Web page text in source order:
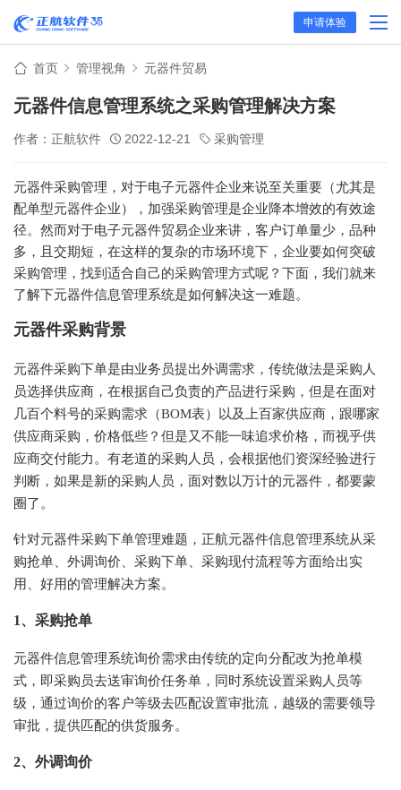
申请体验
首页 管理视角 元器件贸易
元器件信息管理系统之采购管理解决方案
作者：正航软件 2022-12-21 采购管理
元器件采购管理，对于电子元器件企业来说至关重要（尤其是
配单型元器件企业），加强采购管理是企业降本增效的有效途
径。然而对于电子元器件贸易企业来讲，客户订单量少，品种
多，且交期短，在这样的复杂的市场环境下，企业要如何突破
采购管理，找到适合自己的采购管理方式呢？下面，我们就来
了解下元器件信息管理系统是如何解决这一难题。
元器件采购背景
元器件采购下单是由业务员提出外调需求，传统做法是采购人
员选择供应商，在根据自己负责的产品进行采购，但是在面对
几百个料号的采购需求（BOM表）以及上百家供应商，跟哪家
供应商采购，价格低些？但是又不能一味追求价格，而视乎供
应商交付能力。有老道的采购人员，会根据他们资深经验进行
判断，如果是新的采购人员，面对数以万计的元器件，都要蒙
圈了。
针对元器件采购下单管理难题，正航元器件信息管理系统从采
购抢单、外调询价、采购下单、采购现付流程等方面给出实
用、好用的管理解决方案。
1、采购抢单
元器件信息管理系统询价需求由传统的定向分配改为抢单模
式，即采购员去送审询价任务单，同时系统设置采购人员等
级，通过询价的客户等级去匹配设置审批流，越级的需要领导
审批，提供匹配的供货服务。
2、外调询价